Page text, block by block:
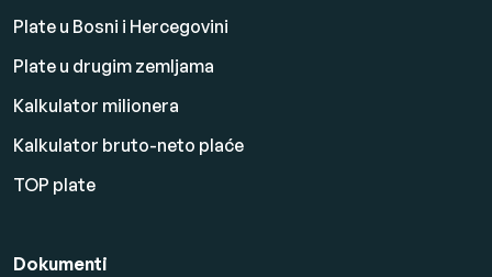
Plate u Bosni i Hercegovini
Plate u drugim zemljama
Kalkulator milionera
Kalkulator bruto-neto plaće
TOP plate
Dokumenti